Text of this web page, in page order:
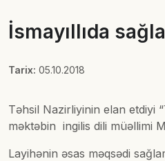
İsmayıllıda
Tarix: 05.10.2018
Təhsil Nazirliyinin elan etdiyi
məktəbin ingilis dili müəllimi
Layihənin əsas məqsədi